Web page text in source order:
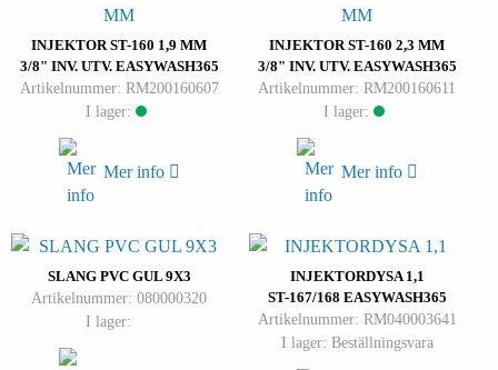
INJEKTOR ST-160 1,9 MM
3/8" INV. UTV. EASYWASH365
Artikelnummer: RM200160607
I lager:
Mer info
INJEKTOR ST-160 2,3 MM
3/8" INV. UTV. EASYWASH365
Artikelnummer: RM200160611
I lager:
Mer info
SLANG PVC GUL 9X3
Artikelnummer: 080000320
I lager:
INJEKTORDYSA 1,1
ST-167/168 EASYWASH365
Artikelnummer: RM040003641
I lager: Beställningsvara